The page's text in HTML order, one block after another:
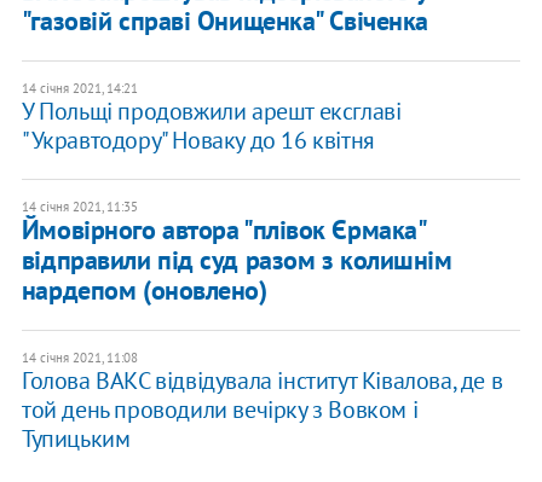
"газовій справі Онищенка" Свіченка
14 січня 2021, 14:21
У Польщі продовжили арешт ексглаві
"Укравтодору" Новаку до 16 квітня
14 січня 2021, 11:35
Ймовірного автора "плівок Єрмака"
відправили під суд разом з колишнім
нардепом (оновлено)
14 січня 2021, 11:08
Голова ВАКС відвідувала інститут Ківалова, де в
той день проводили вечірку з Вовком і
Тупицьким